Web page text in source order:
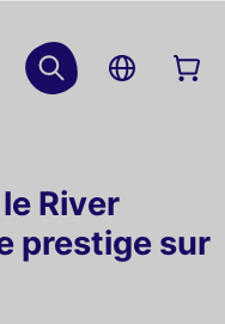
River
prestige sur